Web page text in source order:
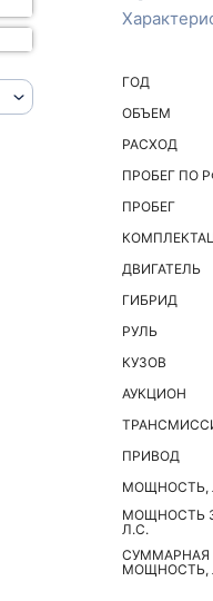
ГОД
ОБЪЕМ
РАСХОД
ПРОБЕГ ПО
ПРОБЕГ
ДВИГАТЕЛЬ
ГИБРИД
РУЛЬ
КУЗОВ
АУКЦИОН
ПРИВОД
МОЩНОСТЬ,
МОЩНОСТЬ
Л.С.
СУММАРНАЯ
МОЩНОСТЬ,